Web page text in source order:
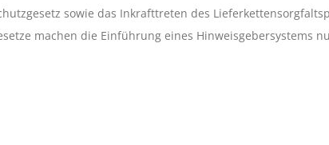
sowie das Inkrafttreten des
machen die Einführung eines Hinweisgebersystems